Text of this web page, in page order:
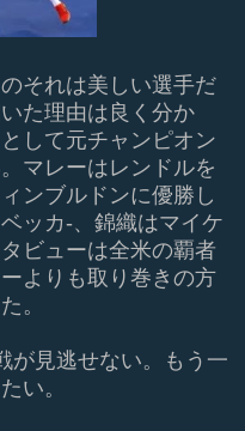
それは美しい選手だ
た理由は良く分か
して元チャンピオン
マレーはレンドルを
ンブルドンに優勝し
ッカ-、錦織はマイケ
ビューは全米の覇者
よりも取り巻きの方
。
が見逃せない。もう一
い。